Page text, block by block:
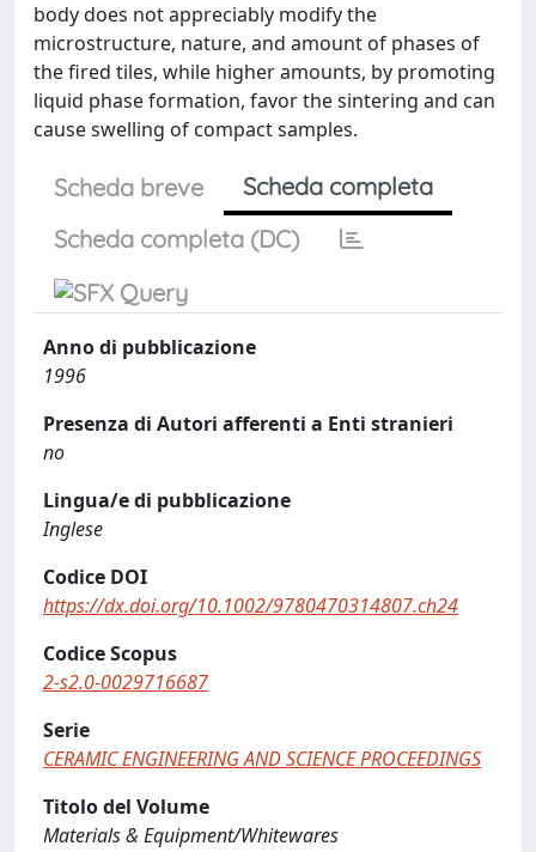
body does not appreciably modify the
microstructure, nature, and amount of phases of
the fired tiles, while higher amounts, by promoting
liquid phase formation, favor the sintering and can
cause swelling of compact samples.
Scheda breve
Scheda completa
Scheda completa (DC)
Anno di pubblicazione
1996
Presenza di Autori afferenti a Enti stranieri
no
Lingua/e di pubblicazione
Inglese
Codice DOI
https://dx.doi.org/10.1002/9780470314807.ch24
Codice Scopus
2-s2.0-0029716687
Serie
CERAMIC ENGINEERING AND SCIENCE PROCEEDINGS
Titolo del Volume
Materials & Equipment/Whitewares